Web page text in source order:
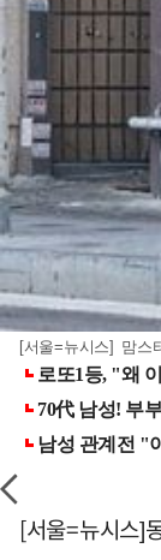
[서울=뉴시스] 맘
[서울=뉴시스]